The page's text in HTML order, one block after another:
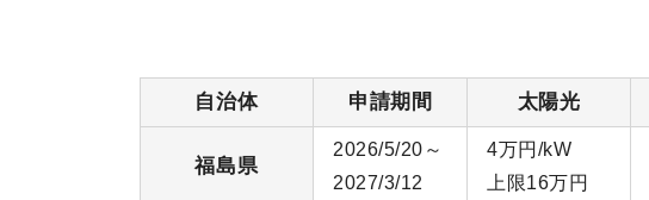
自治体 申請期間 太陽光
福島県
2026/5/20～
2027/3/12
4万円/kW
上限16万円